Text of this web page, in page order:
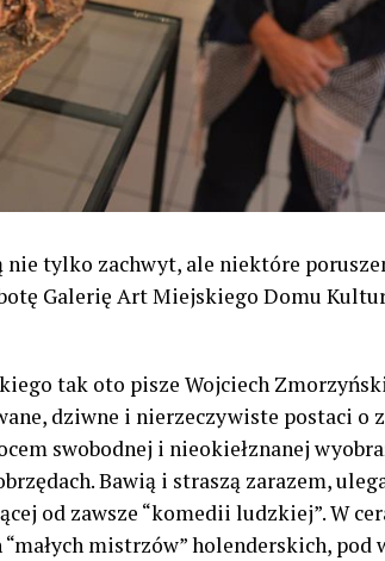
nie tylko zachwyt, ale niektóre
Galerię Art Miejskiego Domu
tak oto pisze Wojciech
dziwne i nierzeczywiste postaci o
swobodnej i nieokiełznanej
Bawią i straszą zarazem,
od zawsze “komedii ludzkiej”. W
mistrzów” holenderskich, pod